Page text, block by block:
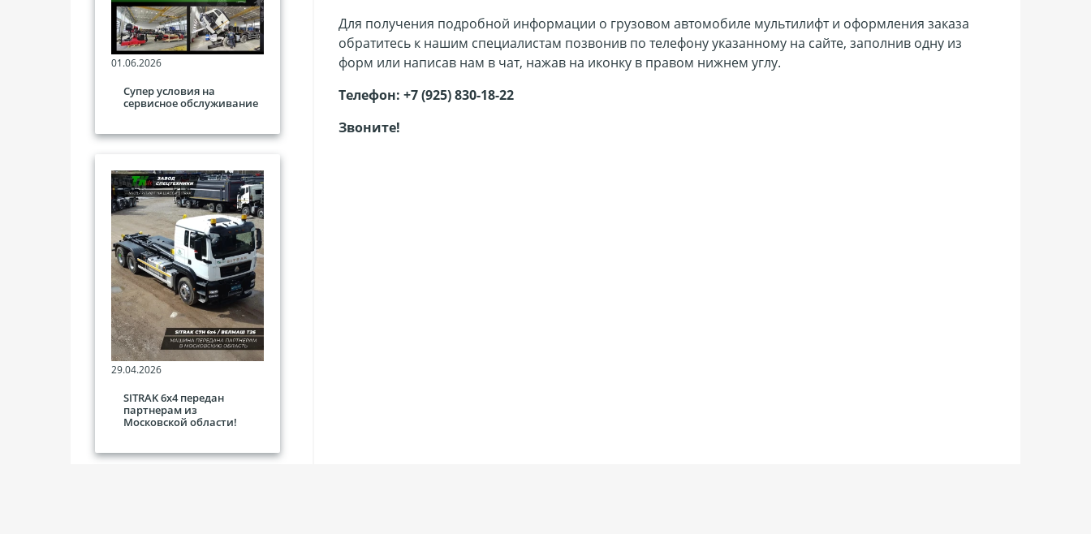
01.06.2026
Супер условия на
сервисное обслуживание
29.04.2026
SITRAK 6х4 передан
партнерам из
Московской области!
Для получения подробной информации о грузовом автомобиле мультилифт и оформления заказа
обратитесь к нашим специалистам позвонив по телефону указанному на сайте, заполнив одну из
форм или написав нам в чат, нажав на иконку в правом нижнем углу.
Телефон: +7 (925) 830-18-22
Звоните!